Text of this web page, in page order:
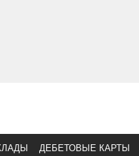
ДЕБЕТОВЫЕ КАРТЫ